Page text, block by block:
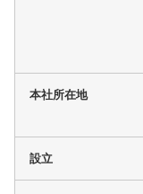
本社所在地
設立